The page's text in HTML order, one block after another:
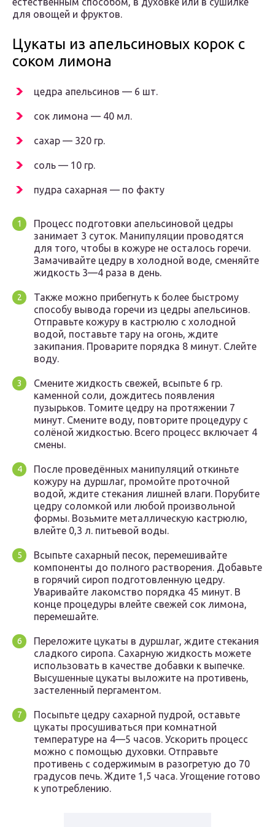
для овощей и фруктов.
Цукаты из апельсиновых корок с
соком лимона
цедра апельсинов — 6 шт.
сок лимона — 40 мл.
сахар — 320 гр.
соль — 10 гр.
пудра сахарная — по факту
Процесс подготовки апельсиновой цедры
занимает 3 суток. Манипуляции проводятся
для того, чтобы в кожуре не осталось горечи.
Замачивайте цедру в холодной воде, сменяйте
жидкость 3—4 раза в день.
Также можно прибегнуть к более быстрому
способу вывода горечи из цедры апельсинов.
Отправьте кожуру в кастрюлю с холодной
водой, поставьте тару на огонь, ждите
закипания. Проварите порядка 8 минут. Слейте
воду.
Смените жидкость свежей, всыпьте 6 гр.
каменной соли, дождитесь появления
пузырьков. Томите цедру на протяжении 7
минут. Смените воду, повторите процедуру с
солёной жидкостью. Всего процесс включает 4
смены.
После проведённых манипуляций откиньте
кожуру на дуршлаг, промойте проточной
водой, ждите стекания лишней влаги. Порубите
цедру соломкой или любой произвольной
формы. Возьмите металлическую кастрюлю,
влейте 0,3 л. питьевой воды.
Всыпьте сахарный песок, перемешивайте
компоненты до полного растворения. Добавьте
в горячий сироп подготовленную цедру.
Уваривайте лакомство порядка 45 минут. В
конце процедуры влейте свежей сок лимона,
перемешайте.
Переложите цукаты в дуршлаг, ждите стекания
сладкого сиропа. Сахарную жидкость можете
использовать в качестве добавки к выпечке.
Высушенные цукаты выложите на противень,
застеленный пергаментом.
Посыпьте цедру сахарной пудрой, оставьте
цукаты просушиваться при комнатной
температуре на 4—5 часов. Ускорить процесс
можно с помощью духовки. Отправьте
противень с содержимым в разогретую до 70
градусов печь. Ждите 1,5 часа. Угощение готово
к употреблению.